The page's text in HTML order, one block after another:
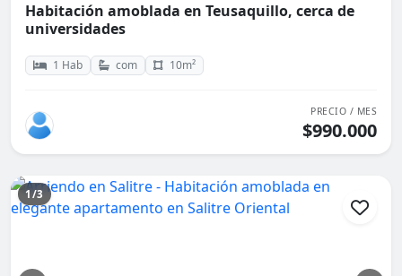
Habitación amoblada en Teusaquillo, cerca de
universidades
1 Hab com 10m²
PRECIO / MES
$990.000
1/3